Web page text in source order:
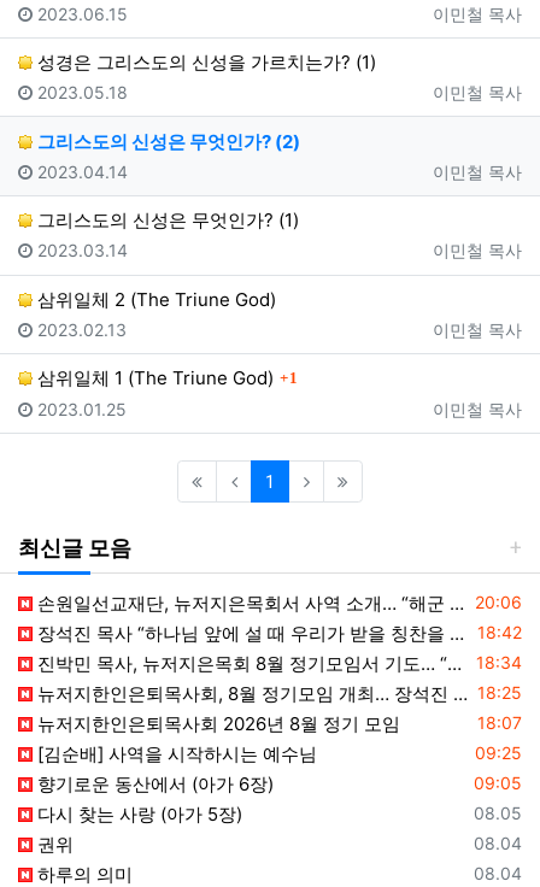
등록자
이민철 목사
등록일
2023.06.15
성경은 그리스도의 신성을 가르치는가? (1)
등록자
이민철 목사
등록일
2023.05.18
그리스도의 신성은 무엇인가? (2)
등록자
이민철 목사
등록일
2023.04.14
그리스도의 신성은 무엇인가? (1)
등록자
이민철 목사
등록일
2023.03.14
삼위일체 2 (The Triune God)
등록자
이민철 목사
등록일
2023.02.13
삼위일체 1 (The Triune God) 댓글
1
등록자
이민철 목사
등록일
2023.01.25
1 (current)
최신글 모음
등록일
20:06
손원일선교재단, 뉴저지은목회서 사역 소개… “해군 함정마다 예배 공동체 세우는 일에 기도와 협력을”
등록일
18:42
장석진 목사 “하나님 앞에 설 때 우리가 받을 칭찬을 생각하라”
등록일
18:34
진박민 목사, 뉴저지은목회 8월 정기모임서 기도… “은목회 모든 순서 위에 하나님의 영광 나타나게 하소서”
등록일
18:25
뉴저지한인은퇴목사회, 8월 정기모임 개최… 장석진 목사 “우리가 받을 칭찬은?” 설교
등록일
18:07
뉴저지한인은퇴목사회 2026년 8월 정기 모임
등록일
09:25
[김순배] 사역을 시작하시는 예수님
등록일
09:05
향기로운 동산에서 (아가 6장)
등록일
08.05
다시 찾는 사랑 (아가 5장)
등록일
08.04
권위
등록일
08.04
하루의 의미